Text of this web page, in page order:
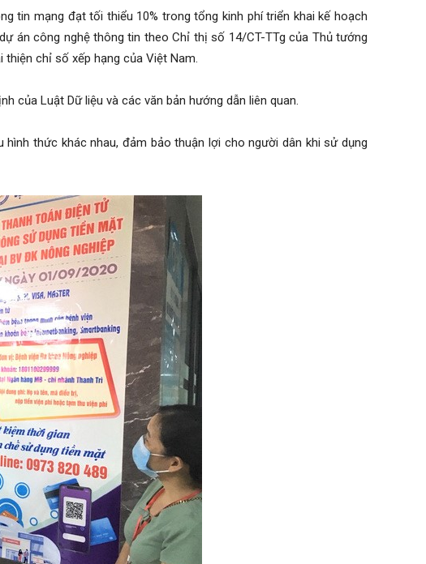
tin mạng đạt tối thiểu 10% trong tổng kinh phí triển khai kế hoạch
án công nghệ thông tin theo Chỉ thị số 14/CT-TTg của Thủ tướng
chỉ số xếp hạng của Việt Nam.
của Luật Dữ liệu và các văn bản hướng dẫn liên quan.
thức khác nhau, đảm bảo thuận lợi cho người dân khi sử dụng